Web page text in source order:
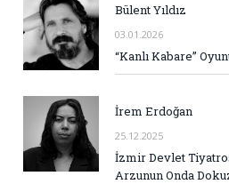
Bülent Yıldız
03.01.2026
“Kanlı Kabare”
İrem Erdoğan
25.12.2025
İzmir Devlet
Arzunun Onda